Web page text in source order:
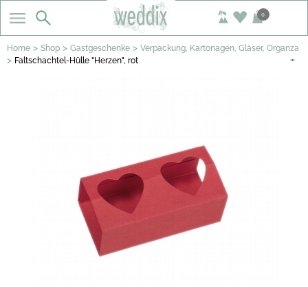
0
Home > Shop > Gastgeschenke > Verpackung, Kartonagen, Gläser, Organza
> Faltschachtel-Hülle "Herzen", rot …